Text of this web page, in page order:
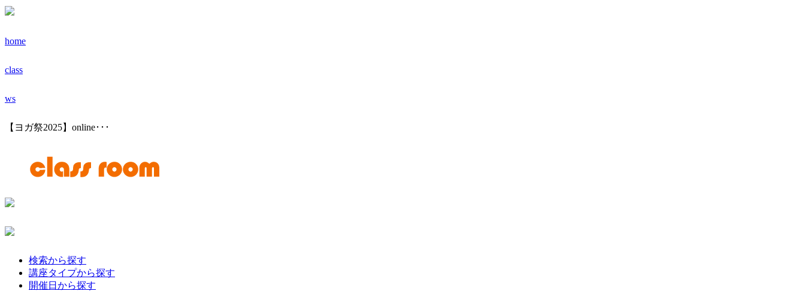
home
class
ws
【ヨガ祭2025】online･･･
検索から探す
講座タイプから探す
開催日から探す